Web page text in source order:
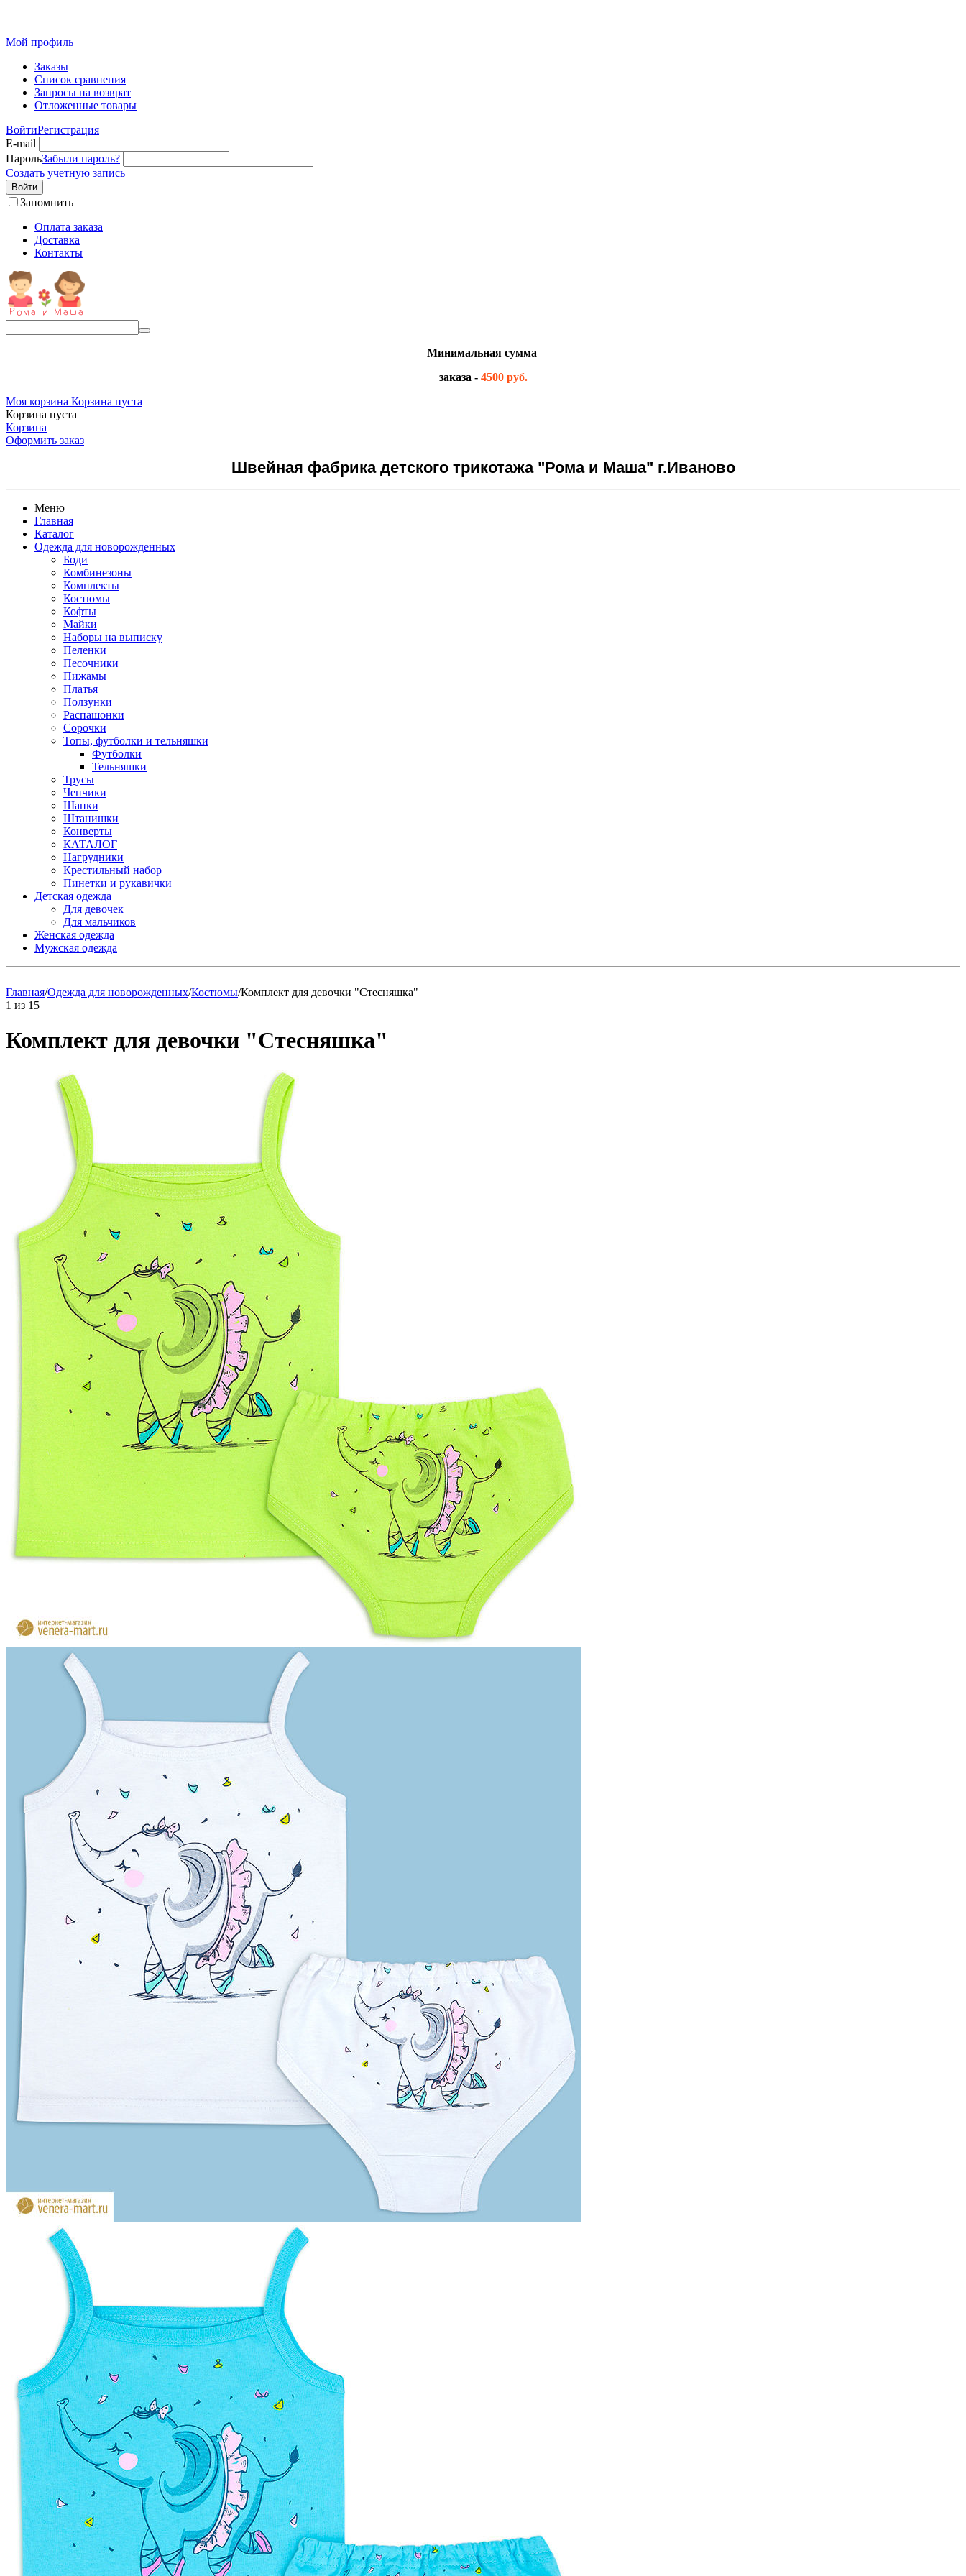
Мой профиль
Заказы
Список сравнения
Запросы на возврат
Отложенные товары
ВойтиРегистрация
E-mail
ПарольЗабыли пароль?
Создать учетную запись
Войти
Запомнить
Оплата заказа
Доставка
Контакты
Минимальная сумма
заказа - 4500 руб.
Моя корзина Корзина пуста
Корзина пуста
Корзина
Оформить заказ
Швейная фабрика детского трикотажа "Рома и Маша" г.Иваново
Меню
Главная
Каталог
Одежда для новорожденных
Боди
Комбинезоны
Комплекты
Костюмы
Кофты
Майки
Наборы на выписку
Пеленки
Песочники
Пижамы
Платья
Ползунки
Распашонки
Сорочки
Топы, футболки и тельняшки
Футболки
Тельняшки
Трусы
Чепчики
Шапки
Штанишки
Конверты
КАТАЛОГ
Нагрудники
Крестильный набор
Пинетки и рукавички
Детская одежда
Для девочек
Для мальчиков
Женская одежда
Мужская одежда
Главная/Одежда для новорожденных/Костюмы/Комплект для девочки "Стесняшка"
1 из 15
Комплект для девочки "Стесняшка"